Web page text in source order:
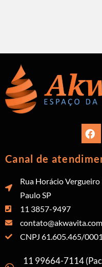
Canal de
Rua Horácio Vergueiro
Paulo SP
11 3857-9497
CNPJ 61.605.465/
11 99664-7114